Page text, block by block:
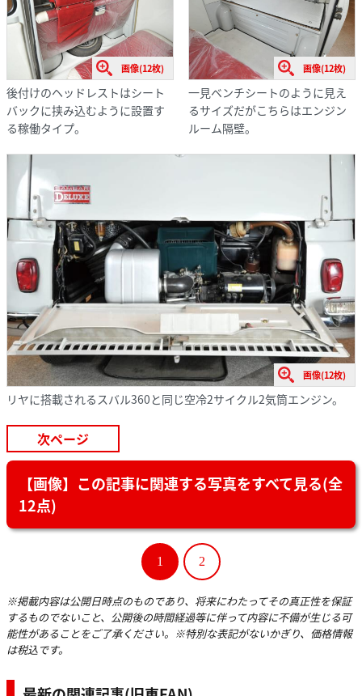
画像(12枚)
後付けのヘッドレストはシート
バックに挟み込むように設置す
る稼働タイプ。
画像(12枚)
一見ベンチシートのように見え
るサイズだがこちらはエンジン
ルーム隔壁。
画像(12枚)
リヤに搭載されるスバル360と同じ空冷2サイクル2気筒エンジン。
次ページ
【画像】この記事に関連する写真をすべて見る(全
12点)
1 2
※掲載内容は公開日時点のものであり、将来にわたってその真正性を保証
するものでないこと、公開後の時間経過等に伴って内容に不備が生じる可
能性があることをご了承ください。※特別な表記がないかぎり、価格情報
は税込です。